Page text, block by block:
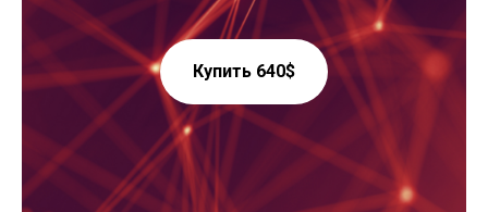
Купить 640$